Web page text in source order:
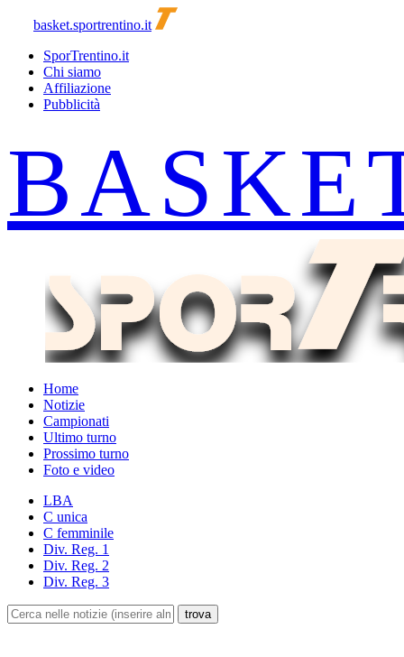
basket.sportrentino.it
SporTrentino.it
Chi siamo
Affiliazione
Pubblicità
Home
Notizie
Campionati
Ultimo turno
Prossimo turno
Foto e video
LBA
C unica
C femminile
Div. Reg. 1
Div. Reg. 2
Div. Reg. 3